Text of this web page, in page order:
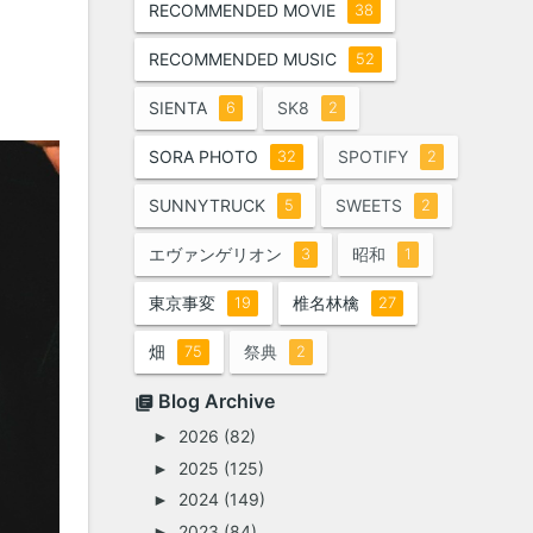
RECOMMENDED MOVIE 38
RECOMMENDED MUSIC 52
SIENTA 6 SK8 2
SORA PHOTO 32 SPOTIFY 2
SUNNYTRUCK 5 SWEETS 2
エヴァンゲリオン 3 昭和 1
東京事変 19 椎名林檎 27
畑 75 祭典 2
Blog Archive
► 2026 (82)
► 2025 (125)
► 2024 (149)